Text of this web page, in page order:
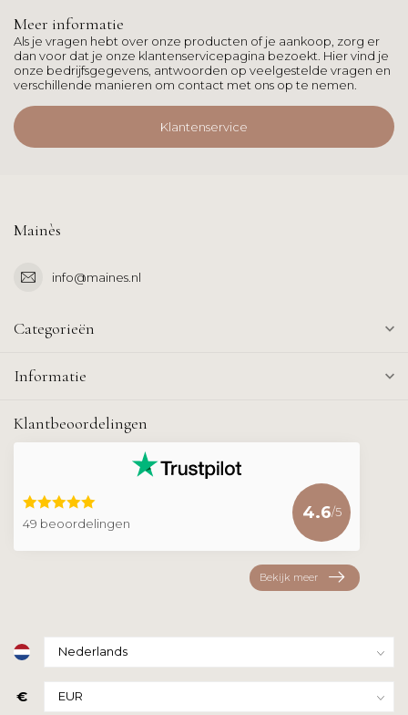
Meer informatie
Als je vragen hebt over onze producten of je aankoop, zorg er
dan voor dat je onze klantenservicepagina bezoekt. Hier vind je
onze bedrijfsgegevens, antwoorden op veelgestelde vragen en
verschillende manieren om contact met ons op te nemen.
Klantenservice
Mainès
info@maines.nl
Categorieën
Informatie
Klantbeoordelingen
49 beoordelingen
4.6/5
Bekijk meer
€